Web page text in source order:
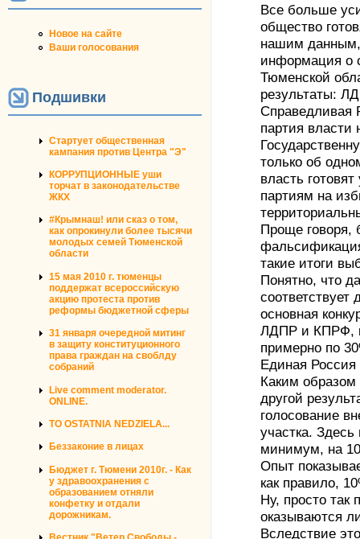
Новое на сайте
Ваши голосования
Подшивки
Стартует общественная
кампания против Центра "Э"
КОРРУПЦИОННЫЕ уши
торчат в законодательстве
ЖКХ
#Крымнаш! или сказ о том,
как опрокинули более тысячи
молодых семей Тюменской
области
15 мая 2010 г. тюменцы
поддержат всероссийскую
акцию протеста против
реформы бюджетной сферы
31 января очередной митинг
в защиту конституционного
права граждан на своблду
собраний
Live comment moderator.
ONLINE.
TO OSTATNIA NEDZIELA...
Беззаконие в лицах
Бюджет г. Тюмени 2010г. - Как
у здравоохранения с
образованием отняли
конфетку и отдали
дорожникам.
Все больше
общество
нашим
информация о
Тюменской
результаты:
Справедливая
партия власти
только об
власть
партиям на
Проще говоря,
такие итоги
Понятно, что
соответствует
основная
ЛДПР и КПРФ,
примерно по
Единая Россия
Каким
другой
голосование
участка. Здесь
минимум, на
Опыт
как правило,
Ну, просто так
оказываются
Вследствие